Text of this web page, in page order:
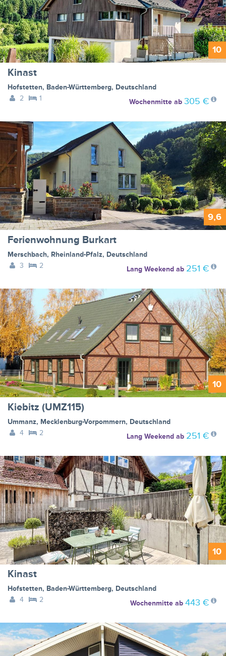
10
Kinast
Hofstetten, Baden-Württemberg, Deutschland
2
1 Wochenmitteab 305 €
9,6
Ferienwohnung Burkart
Merschbach, Rheinland-Pfalz, Deutschland
3
2 Lang Weekendab 251 €
10
Kiebitz (UMZ115)
Ummanz, Mecklenburg-Vorpommern, Deutschland
4
2 Lang Weekendab 251 €
10
Kinast
Hofstetten, Baden-Württemberg, Deutschland
4
2 Wochenmitteab 443 €